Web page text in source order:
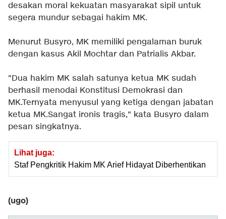
desakan moral kekuatan masyarakat sipil untuk
segera mundur sebagai hakim MK.
Menurut Busyro, MK memiliki pengalaman buruk
dengan kasus Akil Mochtar dan Patrialis Akbar.
"Dua hakim MK salah satunya ketua MK sudah
berhasil menodai Konstitusi Demokrasi dan
MK.Ternyata menyusul yang ketiga dengan jabatan
ketua MK.Sangat ironis tragis," kata Busyro dalam
pesan singkatnya.
Lihat juga:
Staf Pengkritik Hakim MK Arief Hidayat Diberhentikan
(ugo)